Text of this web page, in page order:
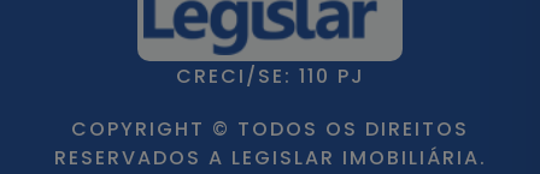
CRECI/SE: 110 PJ
COPYRIGHT © TODOS OS DIREITOS
RESERVADOS A LEGISLAR IMOBILIÁRIA.